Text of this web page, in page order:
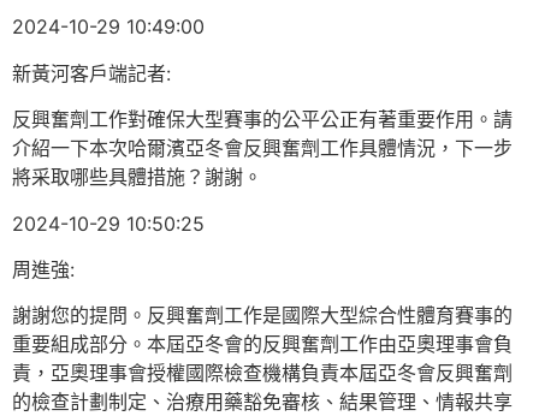
2024-10-29 10:49:00
新黃河客戶端記者:
反興奮劑工作對確保大型賽事的公平公正有著重要作用。請
介紹一下本次哈爾濱亞冬會反興奮劑工作具體情況，下一步
將采取哪些具體措施？謝謝。
2024-10-29 10:50:25
周進強:
謝謝您的提問。反興奮劑工作是國際大型綜合性體育賽事的
重要組成部分。本屆亞冬會的反興奮劑工作由亞奧理事會負
責，亞奧理事會授權國際檢查機構負責本屆亞冬會反興奮劑
的檢查計劃制定、治療用藥豁免審核、結果管理、情報共享